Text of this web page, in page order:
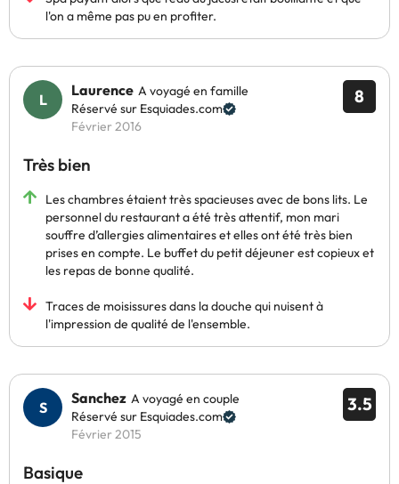
l'on a même pas pu en profiter.
8
Laurence A voyagé en famille
Réservé sur Esquiades.com
Février 2016
Très bien
Les chambres étaient très spacieuses avec de bons lits. Le
personnel du restaurant a été très attentif, mon mari
souffre d’allergies alimentaires et elles ont été très bien
prises en compte. Le buffet du petit déjeuner est copieux et
les repas de bonne qualité.
Traces de moisissures dans la douche qui nuisent à
l'impression de qualité de l'ensemble.
3.5
Sanchez A voyagé en couple
Réservé sur Esquiades.com
Février 2015
Basique